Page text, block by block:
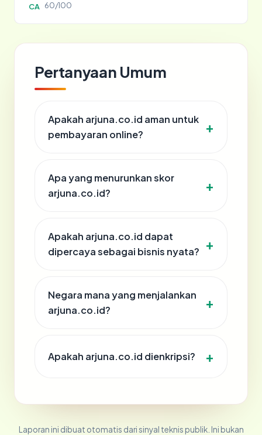
CA 60/100
Pertanyaan Umum
Apakah arjuna.co.id aman untuk
pembayaran online?
Apa yang menurunkan skor
arjuna.co.id?
Apakah arjuna.co.id dapat
dipercaya sebagai bisnis nyata?
Negara mana yang menjalankan
arjuna.co.id?
Apakah arjuna.co.id dienkripsi?
Laporan ini dibuat otomatis dari sinyal teknis publik. Ini bukan